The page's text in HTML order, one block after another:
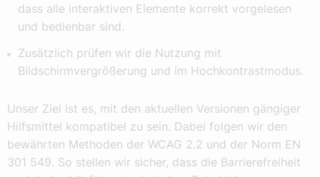
dass alle interaktiven Elemente korrekt vorgelesen
und bedienbar sind.
Zusätzlich prüfen wir die Nutzung mit
Bildschirmvergrößerung und im Hochkontrastmodus.
Unser Ziel ist es, mit den aktuellen Versionen gängiger
Hilfsmittel kompatibel zu sein. Dabei folgen wir den
bewährten Methoden der WCAG 2.2 und der Norm EN
301 549. So stellen wir sicher, dass die Barrierefreiheit